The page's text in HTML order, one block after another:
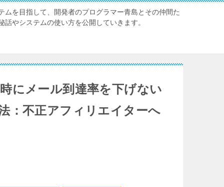
ムを目指して、開発者のプログラマー青島とその仲間た
やシステムの使い方を公開していきます。
にメール到達率を下げない
：不正アフィリエイターへ